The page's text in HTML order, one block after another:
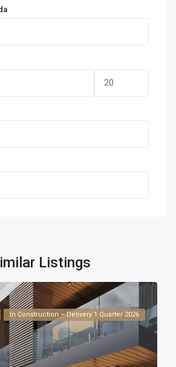
Listings
In Construction – Delivery 1 Quarter 2026